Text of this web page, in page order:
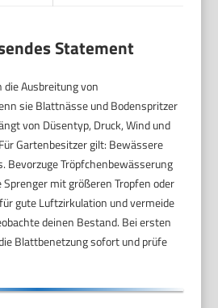
Statement
Ausbreitung von
sie Blattnässe und Bodenspritzer
von Düsentyp, Druck, Wind und
Gartenbesitzer gilt: Bewässere
Bevorzuge Tröpfchenbewässerung
mit größeren Tropfen oder
gute Luftzirkulation und vermeide
deinen Bestand. Bei ersten
Blattbenetzung sofort und prüfe